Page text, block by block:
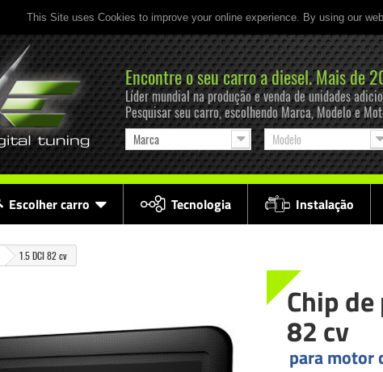
This Site uses Cookies to improve your online experience. By using our
Encontre o seu carro a diesel. Mais de
Líder mundial na produção e venda de unidades
Pesquisar seu carro, escolhendo Marca, Modelo e
Marca Modelo
Escolher carro Tecnologia Instalação
1.5 DCI 82 cv
Chip
82 cv
para motor